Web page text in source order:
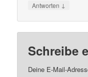
Antworten ↓
Schreibe
Deine E-Mail-